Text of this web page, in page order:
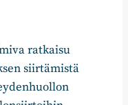
ratkaisu
siirtämistä